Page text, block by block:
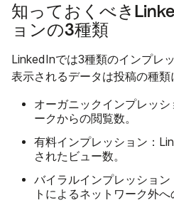
知っておくべき
ョンの3種類
LinkedInでは3種類のインプレ
表示されるデータは投稿の種類
オーガニックインプレッシ
ークからの閲覧数。
有料インプレッション：
されたビュー数。
バイラルインプレッション
トによるネットワーク外へ